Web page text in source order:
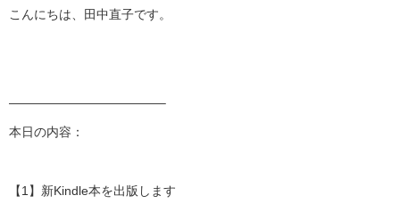
こんにちは、田中直子です。
————————————–
本日の内容：
【1】新Kindle本を出版します